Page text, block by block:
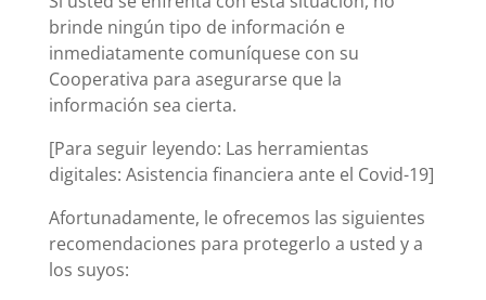
brinde ningún tipo de información e
inmediatamente comuníquese con su
Cooperativa para asegurarse que la
información sea cierta.
[Para seguir leyendo: Las herramientas
digitales: Asistencia financiera ante el Covid-19]
Afortunadamente, le ofrecemos las siguientes
recomendaciones para protegerlo a usted y a
los suyos: